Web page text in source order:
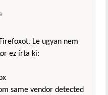
Le ugyan nem
ez írta ki:
same vendor detected